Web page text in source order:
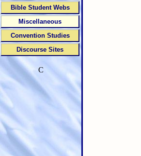
Bible Student Webs
Miscellaneous
Convention Studies
Discourse Sites
C